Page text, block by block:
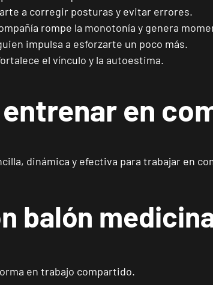
ENCUENTRATU CLUB
Tilos
Málaga, Málaga
VISITAR
Serralta
Darder, 53, Palma de Mallorca, Mallorca
a corregir posturas y evitar errores.
rompe la monotonía y genera
impulsa a esforzarte un poco más.
el vínculo y la autoestima.
en
dinámica y efectiva para trabajar en
balón
en trabajo compartido.